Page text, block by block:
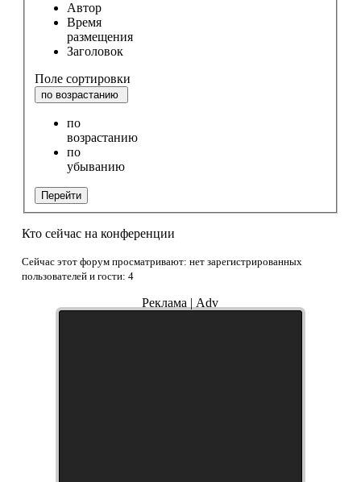
Автор
Время
размещения
Заголовок
Поле сортировки
по возрастанию
по
возрастанию
по
убыванию
Перейти
Кто сейчас на конференции
Сейчас этот форум просматривают: нет зарегистрированных
пользователей и гости: 4
Реклама | Adv